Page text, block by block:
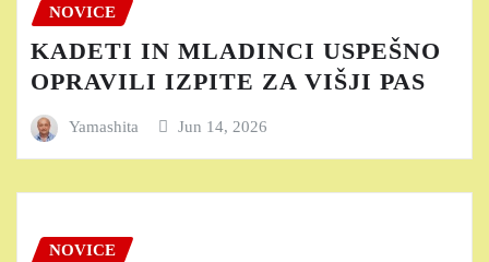
NOVICE
KADETI IN MLADINCI USPEŠNO
OPRAVILI IZPITE ZA VIŠJI PAS
Yamashita Jun 14, 2026
NOVICE